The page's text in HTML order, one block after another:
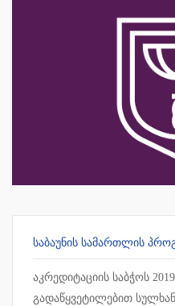
აკრედიტაციის საბჭოს
გადაწყვეტილებით